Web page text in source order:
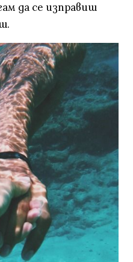
да се изправиш